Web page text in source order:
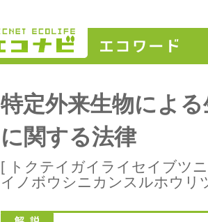
特定外来生物によ
に関する法律
[ トクテイガイライセイブツ
イノボウシニカンスルホウリ